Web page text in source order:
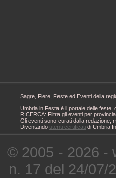
Sagre, Fiere, Feste ed Eventi della
Umbria in Festa è il portale delle
RICERCA: Filtra gli eventi per
Gli eventi sono curati dalla redazione,
Diventando utenti certificati di Umbria
© 2005 - 2026 -
n. 17 del 24/07/